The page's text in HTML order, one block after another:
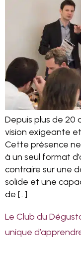
Depuis plus de 20
vision exigeante
Cette présence
à un seul format
contraire sur une
solide et une
de […]
Le Club du
unique